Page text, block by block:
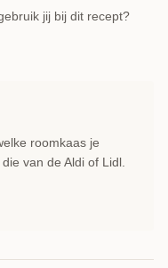
jij bij dit recept?
roomkaas je
van de Aldi of Lidl.